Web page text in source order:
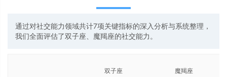
通过对社交能力领域共计7项关键指标的深入分析与系统整理，
我们全面评估了双子座、魔羯座的社交能力。
双子座 魔羯座